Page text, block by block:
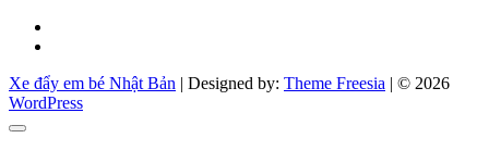
Xe đẩy em bé Nhật Bản | Designed by: Theme Freesia | © 2026
WordPress
Go